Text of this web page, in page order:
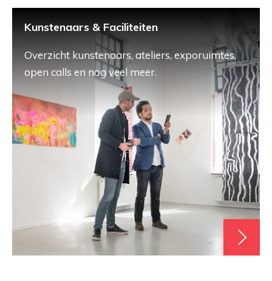
Kunstenaars & Faciliteiten
Overzicht kunstenaars, ateliers, exporuimtes,
open calls en nog veel meer.